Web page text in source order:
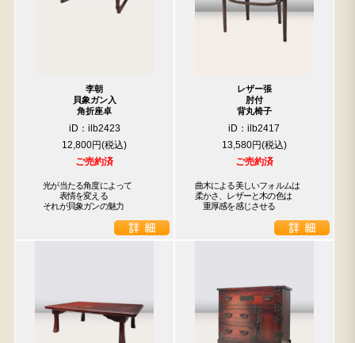
李朝
貝象ガン入
角折座卓
iD：ilb2423
12,800円
ご売約済
光が当たる角度によって
表情を変える
それが貝象ガンの魅力
レザー張
肘付
背丸椅子
iD：ilb2417
13,580円
ご売約済
曲木による美しいフォルムは
柔かさ、レザーと木の色は
重厚感を感じさせる